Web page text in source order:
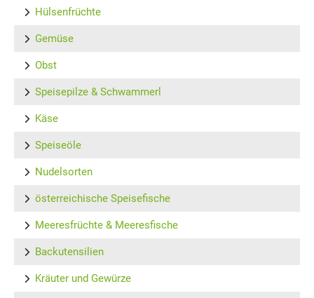
Hülsenfrüchte
Gemüse
Obst
Speisepilze & Schwammerl
Käse
Speiseöle
Nudelsorten
österreichische Speisefische
Meeresfrüchte & Meeresfische
Backutensilien
Kräuter und Gewürze